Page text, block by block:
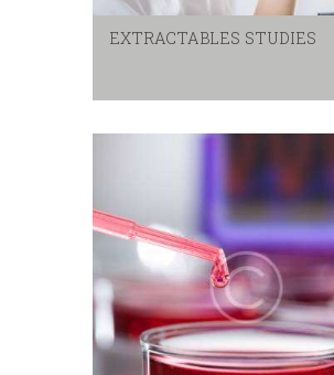
EXTRACTABLES STUDIES